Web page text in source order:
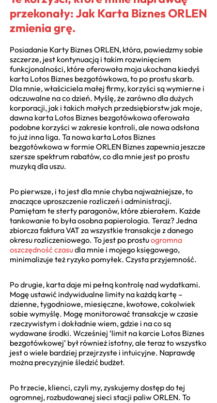
przekonały: Jak Karta Biznes ORLEN
zmienia grę.
Posiadanie Karty Biznes ORLEN, która, powiedzmy sobie
szczerze, jest kontynuacją i takim rozwinięciem
funkcjonalności, które oferowała moja ukochana kiedyś
karta Lotos Biznes bezgotówkowa, to po prostu skarb.
Dla mnie, właściciela małej firmy, korzyści są wymierne i
odczuwalne na co dzień. Myślę, że zarówno dla dużych
korporacji, jak i takich małych przedsiębiorstw jak moje,
dawna karta Lotos Biznes bezgotówkowa oferowała
podobne korzyści w zakresie kontroli, ale nowa odsłona
to już inna liga. Ta nowa karta Lotos Biznes
bezgotówkowa w formie ORLEN Biznes zapewnia jeszcze
szersze spektrum rabatów, co dla mnie jest po prostu
muzyką dla uszu.
Po pierwsze, i to jest dla mnie chyba najważniejsze, to
znaczące uproszczenie rozliczeń i administracji.
Pamiętam te sterty paragonów, które zbierałem. Każde
tankowanie to była osobna papierologia. Teraz? Jedna
zbiorcza faktura VAT za wszystkie transakcje z danego
okresu rozliczeniowego. To jest po prostuogromna
oszczędność czasudla mnie i mojego księgowego,
minimalizuje też ryzyko pomyłek. Czysta przyjemność.
Po drugie, karta daje mi pełną kontrolę nad wydatkami.
Mogę ustawić indywidualne limity na każdą kartę –
dzienne, tygodniowe, miesięczne, kwotowe, cokolwiek
sobie wymyślę. Mogę monitorować transakcje w czasie
rzeczywistym i dokładnie wiem, gdzie i na co są
wydawane środki. Wcześniej ‘limit na karcie Lotos Biznes
bezgotówkowej’ był również istotny, ale teraz to wszystko
jest o wiele bardziej przejrzyste i intuicyjne. Naprawdę
można precyzyjnie śledzić budżet.
Po trzecie, klienci, czyli my, zyskujemy dostęp do tej
ogromnej, rozbudowanej sieci stacji paliw ORLEN. To